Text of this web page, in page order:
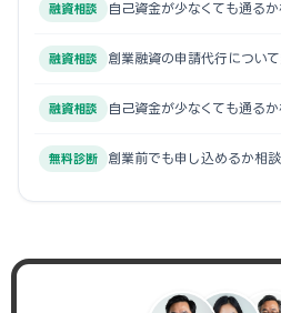
融資相談 自己資金が少なくても通る
融資相談 創業融資の申請代行につい
融資相談 自己資金が少なくても通る
無料診断 創業前でも申し込めるか相談